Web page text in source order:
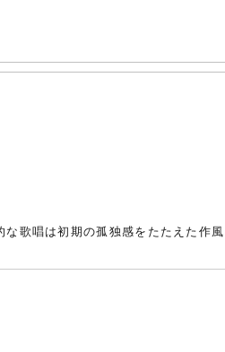
歌唱は初期の孤独感をたたえた作